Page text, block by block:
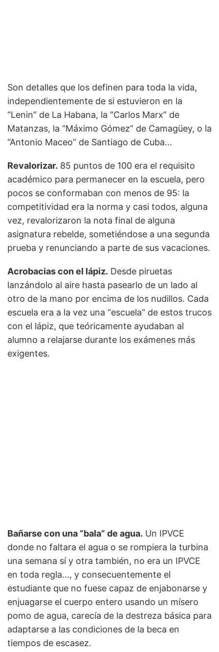
Son detalles que los definen para toda la vida,
independientemente de si estuvieron en la
“Lenin” de La Habana, la “Carlos Marx” de
Matanzas, la “Máximo Gómez” de Camagüey, o la
“Antonio Maceo” de Santiago de Cuba…
Revalorizar. 85 puntos de 100 era el requisito
académico para permanecer en la escuela, pero
pocos se conformaban con menos de 95: la
competitividad era la norma y casi todos, alguna
vez, revalorizaron la nota final de alguna
asignatura rebelde, sometiéndose a una segunda
prueba y renunciando a parte de sus vacaciones.
Acrobacias con el lápiz. Desde piruetas
lanzándolo al aire hasta pasearlo de un lado al
otro de la mano por encima de los nudillos. Cada
escuela era a la vez una “escuela” de estos trucos
con el lápiz, que teóricamente ayudaban al
alumno a relajarse durante los exámenes más
exigentes.
Bañarse con una “bala” de agua. Un IPVCE
donde no faltara el agua o se rompiera la turbina
una semana sí y otra también, no era un IPVCE
en toda regla…, y consecuentemente el
estudiante que no fuese capaz de enjabonarse y
enjuagarse el cuerpo entero usando un mísero
pomo de agua, carecía de la destreza básica para
adaptarse a las condiciones de la beca en
tiempos de escasez.